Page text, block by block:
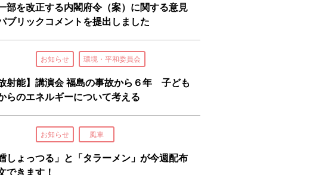
部を改正する内閣府令（案）に関する意見
リックコメントを提出しました
お知らせ 環境・平和委員会
射能】講演会 福島の事故から６年 子ども
らのエネルギーについて考える
お知らせ 風車
しょっつる」と「タラーメン」が今週配布
できます！